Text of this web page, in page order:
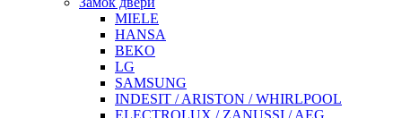
MIELE
HANSA
BEKO
LG
SAMSUNG
INDESIT / ARISTON / WHIRLPOOL
ELECTROLUX / ZANUSSI / AEG